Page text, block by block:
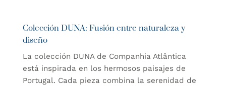
Colección DUNA: Fusión entre naturaleza y
diseño
La colección DUNA de Companhia Atlântica
está inspirada en los hermosos paisajes de
Portugal. Cada pieza combina la serenidad de